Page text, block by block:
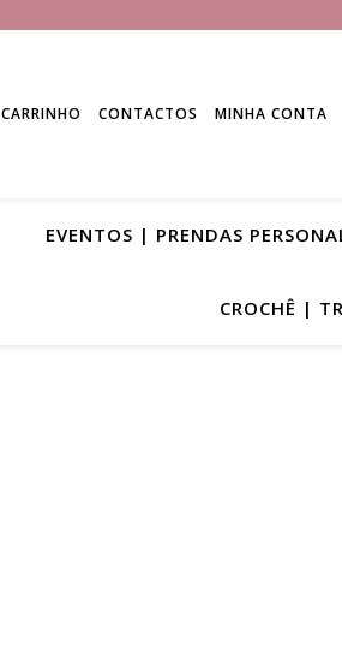
CARRINHO CONTACTOS MINHA CONTA
EVENTOS | PRENDAS
CROCHÊ |